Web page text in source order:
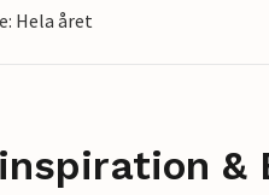
Hela året
&